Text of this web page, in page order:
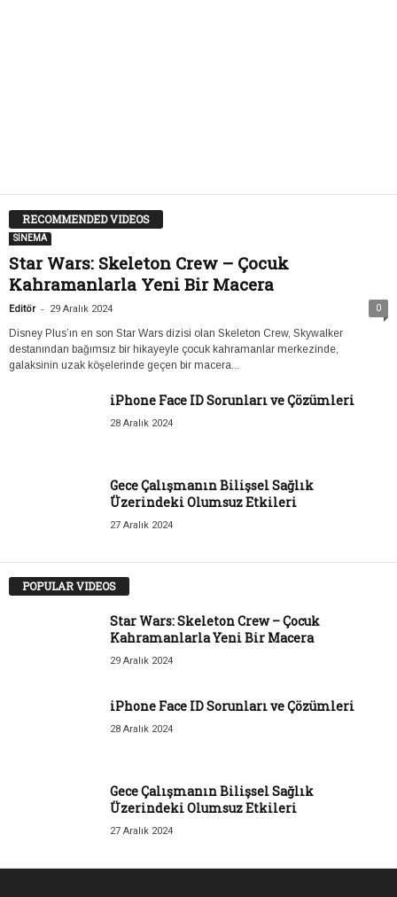
RECOMMENDED VIDEOS
SİNEMA
Star Wars: Skeleton Crew – Çocuk
Kahramanlarla Yeni Bir Macera
Editör - 29 Aralık 2024 0
Disney Plus’ın en son Star Wars dizisi olan Skeleton Crew, Skywalker
destanından bağımsız bir hikayeyle çocuk kahramanlar merkezinde,
galaksinin uzak köşelerinde geçen bir macera...
iPhone Face ID Sorunları ve Çözümleri
28 Aralık 2024
Gece Çalışmanın Bilişsel Sağlık
Üzerindeki Olumsuz Etkileri
27 Aralık 2024
POPULAR VIDEOS
Star Wars: Skeleton Crew – Çocuk
Kahramanlarla Yeni Bir Macera
29 Aralık 2024
iPhone Face ID Sorunları ve Çözümleri
28 Aralık 2024
Gece Çalışmanın Bilişsel Sağlık
Üzerindeki Olumsuz Etkileri
27 Aralık 2024